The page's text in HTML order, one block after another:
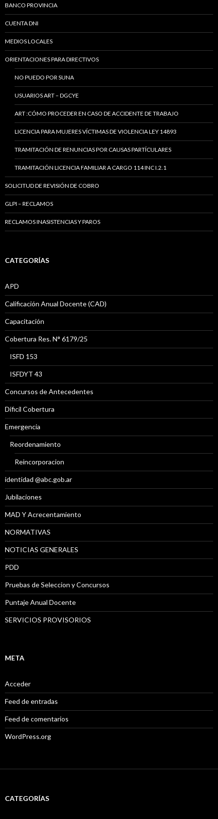
BANCO PROVINCIA
CUENTA DNI
MEDIOS LOCALES
ORIENTACIONES PARA DIRECTIVOS
NO PUEDO POR SUNA
USUARIOS ART – DGCYE
ART :CÓMO PROCEDER EN CASO DE ACCIDENTE DE TRABAJO
LICENCIA PARA MUJERES VÍCTIMAS DE VIOLENCIA LEY 14893
TRAMITACIÓN DE RENUNCIAS POR CAUSAS PARTÍCULARES
TRAMITACIÓN LICENCIA FAMILIAR A CARGO 114 INC I.2.1
SOLICITUD DE REVISIÓN DE COBRO
GLPI – RECLAMOS
RECLAMOS INASISTENCIAS Y PAROS
CATEGORÍAS
APD
Calificación Anual Docente (CAD)
Capacitación
Cobertura Res. N° 6179/25
ISFD 153
ISFDYT 43
Concursos de Antecedentes
Díficil Cobertura
Emergencia
Reordenamiento
Reincorporacion
identidad @abc.gob.ar
Jubilaciones
MAD Y Acrecentamiento
NORMATIVAS
NOTICIAS GENERALES
PDD
Pruebas de Seleccion y Concursos
Puntaje Anual Docente
SERVICIOS PROVISORIOS
META
Acceder
Feed de entradas
Feed de comentarios
WordPress.org
CATEGORÍAS